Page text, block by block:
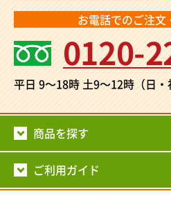
お電話でのご注文
0120-
平日 9～18時土9～12時（日・
商品を探す
ご利用ガイド